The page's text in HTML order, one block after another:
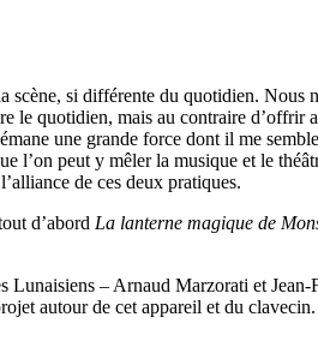
si différente du quotidien. Nous
le quotidien, mais au contraire d’offrir
une grande force dont il me
l’on peut y mêler la musique et le
de ces deux pratiques.
d’abord La lanterne magique de
– Arnaud Marzorati et
autour de cet appareil et du